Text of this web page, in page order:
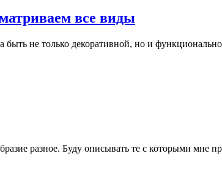
все виды
быть не только декоративной, но и
разное. Буду описывать те с которыми мне